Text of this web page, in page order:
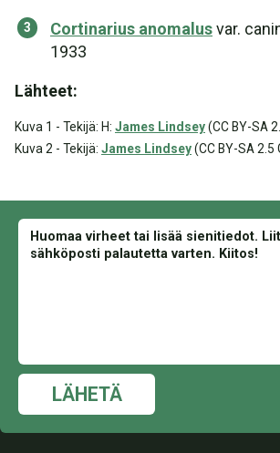
Cortinarius anomalusvar.
1933
Lähteet:
Kuva 1 - Tekijä: H: James Lindsey(CC BY-SA
Kuva 2 - Tekijä: James Lindsey(CC BY-SA 2.5
LÄHETÄ